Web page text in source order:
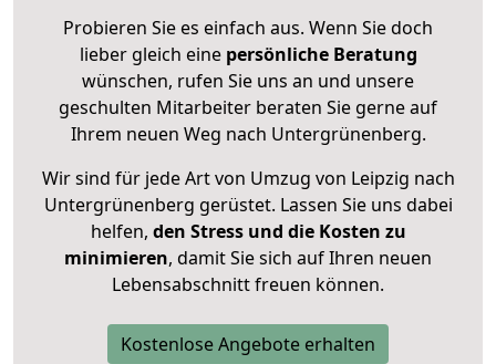
Probieren Sie es einfach aus. Wenn Sie doch
lieber gleich eine persönliche Beratung
wünschen, rufen Sie uns an und unsere
geschulten Mitarbeiter beraten Sie gerne auf
Ihrem neuen Weg nach Untergrünenberg.
Wir sind für jede Art von Umzug von Leipzig nach
Untergrünenberg gerüstet. Lassen Sie uns dabei
helfen, den Stress und die Kosten zu
minimieren, damit Sie sich auf Ihren neuen
Lebensabschnitt freuen können.
Kostenlose Angebote erhalten